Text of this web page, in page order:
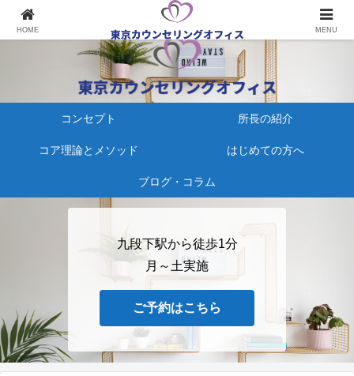
心療内科にかかる、その前に
コンセプト 所長の紹介
コア理論とメソッド はじめての方へ
ブログ・コラム
九段下駅から徒歩1分
月～土実施
ご予約はこちら
HOME MENU